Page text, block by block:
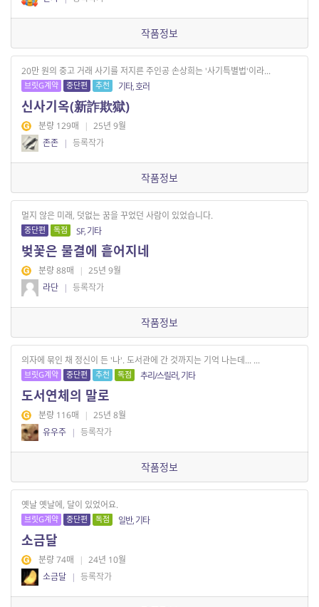
작품정보
20만 원의 중고 거래 사기를 저지른 주인공 손상희는 '사기특별법'이라...
브릿G계약 중단편 추천 기타, 호러
신사기옥(新詐欺獄)
분량 129매 | 25년 9월
존존 | 등록작가
작품정보
멀지 않은 미래, 덧없는 꿈을 꾸었던 사람이 있었습니다.
중단편 독점 SF, 기타
벚꽃은 물결에 흩어지네
분량 88매 | 25년 9월
라단 | 등록작가
작품정보
의자에 묶인 채 정신이 든 '나'. 도서관에 간 것까지는 기억 나는데... ...
브릿G계약 중단편 추천 독점 추리/스릴러, 기타
도서연체의 말로
분량 116매 | 25년 8월
유우주 | 등록작가
작품정보
옛날 옛날에, 달이 있었어요.
브릿G계약 중단편 독점 일반, 기타
소금달
분량 74매 | 24년 10월
소금달 | 등록작가